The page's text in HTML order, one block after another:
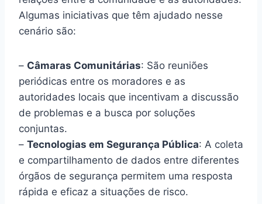
Algumas iniciativas que têm ajudado nesse
cenário são:
– Câmaras Comunitárias: São reuniões
periódicas entre os moradores e as
autoridades locais que incentivam a discussão
de problemas e a busca por soluções
conjuntas.
– Tecnologias em Segurança Pública: A coleta
e compartilhamento de dados entre diferentes
órgãos de segurança permitem uma resposta
rápida e eficaz a situações de risco.